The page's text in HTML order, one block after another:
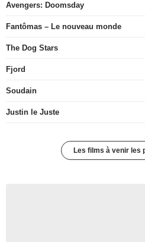
Avengers: Doomsday
Fantômas – Le nouveau monde
The Dog Stars
Fjord
Soudain
Justin le Juste
Les films à venir les